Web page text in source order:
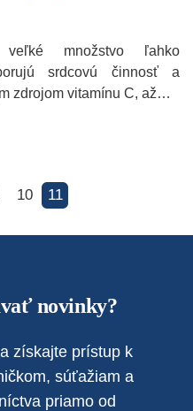
množstvo ľahko
srdcovú činnosť a
zdrojom vitamínu C, až…
10 11
novinky?
získajte prístup k
súťažiam a
priamo od